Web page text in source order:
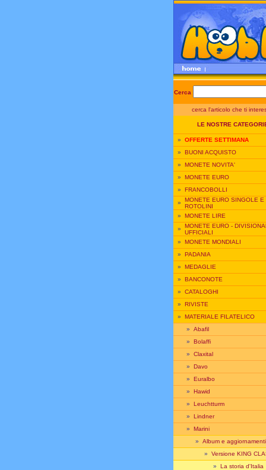
Cerca
cerca l'articolo che ti
LE NOSTRE
» OFFERTE SETTIMANA
» BUONI ACQUISTO
» MONETE NOVITA'
» MONETE EURO
» FRANCOBOLLI
» MONETE EURO SINGOLE E
ROTOLINI
» MONETE LIRE
» MONETE EURO -
UFFICIALI
» MONETE MONDIALI
» PADANIA
» MEDAGLIE
» BANCONOTE
» CATALOGHI
» RIVISTE
» MATERIALE FILATELICO
» Abafil
» Bolaffi
» Claxital
» Davo
» Euralbo
» Hawid
» Leuchtturm
» Lindner
» Marini
» Album e aggiornamenti
» Versione KING
» La storia d'Italia